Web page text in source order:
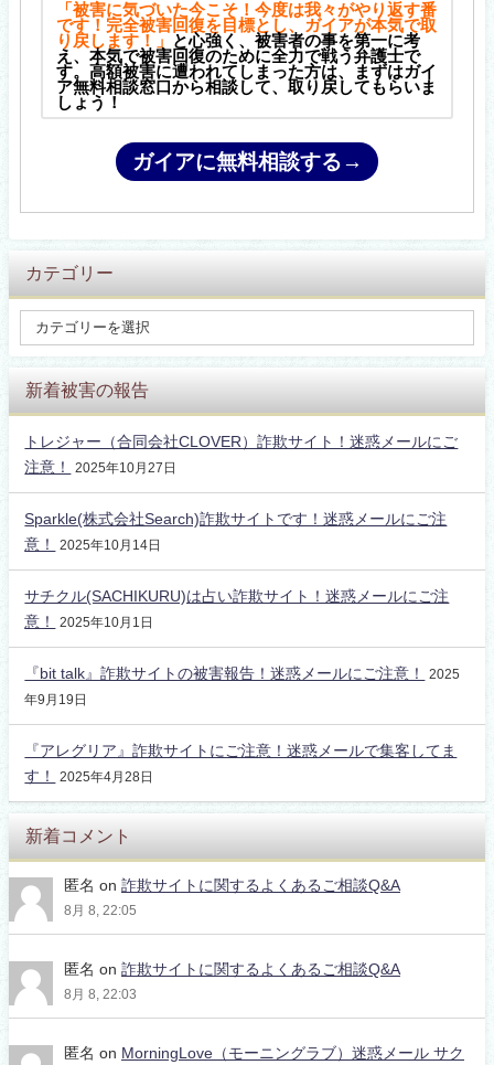
「被害に気づいた今こそ！今度は我々がやり返す番
です！完全被害回復を目標とし、ガイアが本気で取
り戻します！」
と心強く、被害者の事を第一に考
え、本気で被害回復のために全力で戦う弁護士で
す。高額被害に遭われてしまった方は、まずはガイ
ア無料相談窓口から相談して、取り戻してもらいま
しょう！
ガイアに無料相談する→
カテゴリー
新着被害の報告
トレジャー（合同会社CLOVER）詐欺サイト！迷惑メールにご
注意！
2025年10月27日
Sparkle(株式会社Search)詐欺サイトです！迷惑メールにご注
意！
2025年10月14日
サチクル(SACHIKURU)は占い詐欺サイト！迷惑メールにご注
意！
2025年10月1日
『bit talk』詐欺サイトの被害報告！迷惑メールにご注意！
2025
年9月19日
『アレグリア』詐欺サイトにご注意！迷惑メールで集客してま
す！
2025年4月28日
新着コメント
匿名 on 詐欺サイトに関するよくあるご相談Q&A
8月 8, 22:05
匿名 on 詐欺サイトに関するよくあるご相談Q&A
8月 8, 22:03
匿名 on MorningLove（モーニングラブ）迷惑メール サク